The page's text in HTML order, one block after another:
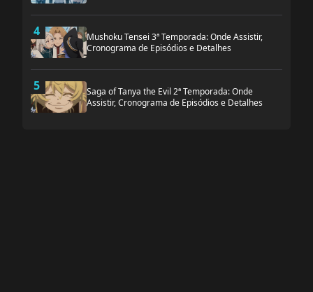
4
Mushoku Tensei 3ª Temporada: Onde Assistir,
Cronograma de Episódios e Detalhes
5
Saga of Tanya the Evil 2ª Temporada: Onde
Assistir, Cronograma de Episódios e Detalhes